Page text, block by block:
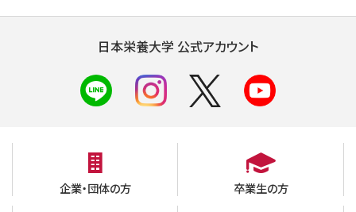
日本栄養大学 公式アカウント
企業・団体の方 卒業生の方